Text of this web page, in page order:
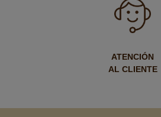
ATENCIÓN
AL CLIENTE